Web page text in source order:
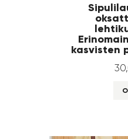
kasvisten
30,